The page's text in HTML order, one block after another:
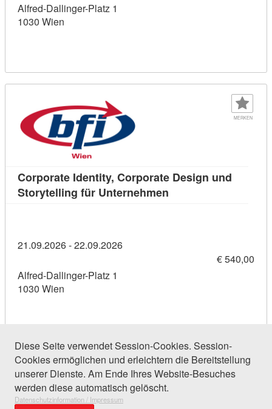
Alfred-Dallinger-Platz 1
1030 Wien
MERKEN
Corporate Identity, Corporate Design und
Storytelling für Unternehmen
21.09.2026 - 22.09.2026
€ 540,00
Alfred-Dallinger-Platz 1
1030 Wien
296 Einträge gefunden (1 von 15)
Diese Seite verwendet Session-Cookies. Session-
Cookies ermöglichen und erleichtern die Bereitstellung
unserer Dienste. Am Ende Ihres Website-Besuches
werden diese automatisch gelöscht.
Datenschutzinformation / Impressum